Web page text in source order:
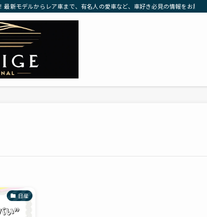
新モデルからレア車まで、有名人の愛車など、車好き必見の情報をお届け」
日産